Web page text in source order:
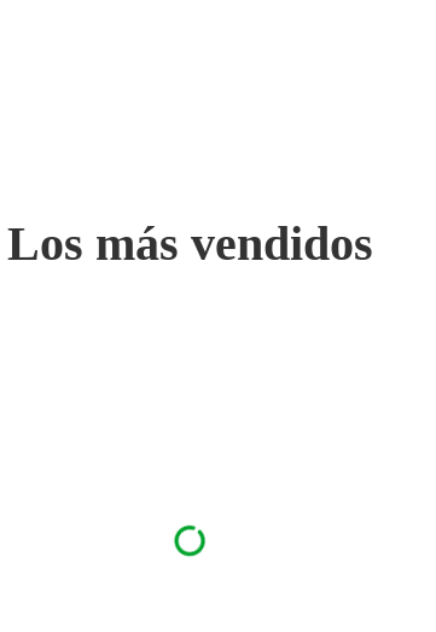
Los más vendidos